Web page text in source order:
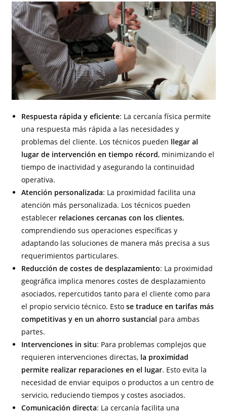
Respuesta rápida y eficiente: La cercanía física permite
una respuesta más rápida a las necesidades y
problemas del cliente. Los técnicos pueden llegar al
lugar de intervención en tiempo récord, minimizando el
tiempo de inactividad y asegurando la continuidad
operativa.
Atención personalizada: La proximidad facilita una
atención más personalizada. Los técnicos pueden
establecer relaciones cercanas con los clientes,
comprendiendo sus operaciones específicas y
adaptando las soluciones de manera más precisa a sus
requerimientos particulares.
Reducción de costes de desplazamiento: La proximidad
geográfica implica menores costes de desplazamiento
asociados, repercutidos tanto para el cliente como para
el propio servicio técnico. Esto se traduce en tarifas más
competitivas y en un ahorro sustancial para ambas
partes.
Intervenciones in situ: Para problemas complejos que
requieren intervenciones directas, la proximidad
permite realizar reparaciones en el lugar. Esto evita la
necesidad de enviar equipos o productos a un centro de
servicio, reduciendo tiempos y costes asociados.
Comunicación directa: La cercanía facilita una